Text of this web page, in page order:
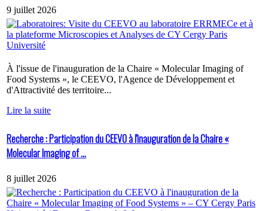
9 juillet 2026
À l'issue de l'inauguration de la Chaire « Molecular Imaging of
Food Systems », le CEEVO, l'Agence de Développement et
d'Attractivité des territoire...
Lire la suite
Recherche : Participation du CEEVO à l'inauguration de la Chaire «
Molecular Imaging of ...
8 juillet 2026